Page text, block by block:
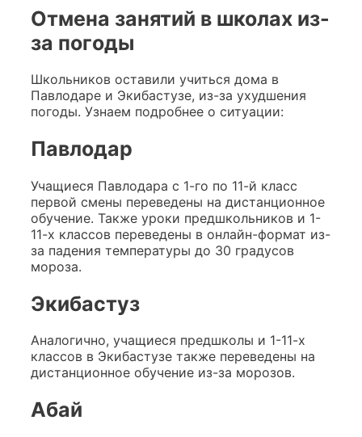
Отмена занятий в школах из-
за погоды
Школьников оставили учиться дома в
Павлодаре и Экибастузе, из-за ухудшения
погоды. Узнаем подробнее о ситуации:
Павлодар
Учащиеся Павлодара с 1-го по 11-й класс
первой смены переведены на дистанционное
обучение. Также уроки предшкольников и 1-
11-х классов переведены в онлайн-формат из-
за падения температуры до 30 градусов
мороза.
Экибастуз
Аналогично, учащиеся предшколы и 1-11-х
классов в Экибастузе также переведены на
дистанционное обучение из-за морозов.
Абай